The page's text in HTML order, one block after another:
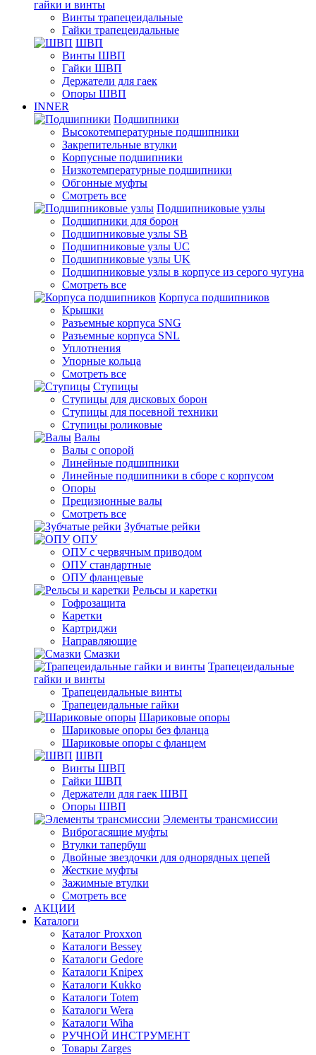
гайки и винты
Винты трапецеидальные
Гайки трапецеидальные
ШВП
Винты ШВП
Гайки ШВП
Держатели для гаек
Опоры ШВП
INNER
Подшипники
Высокотемпературные подшипники
Закрепительные втулки
Корпусные подшипники
Низкотемпературные подшипники
Обгонные муфты
Смотреть все
Подшипниковые узлы
Подшипники для борон
Подшипниковые узлы SB
Подшипниковые узлы UC
Подшипниковые узлы UK
Подшипниковые узлы в корпусе из серого чугуна
Смотреть все
Корпуса подшипников
Крышки
Разъемные корпуса SNG
Разъемные корпуса SNL
Уплотнения
Упорные кольца
Смотреть все
Ступицы
Ступицы для дисковых борон
Ступицы для посевной техники
Ступицы роликовые
Валы
Валы с опорой
Линейные подшипники
Линейные подшипники в сборе с корпусом
Опоры
Прецизионные валы
Смотреть все
Зубчатые рейки
ОПУ
ОПУ с червячным приводом
ОПУ стандартные
ОПУ фланцевые
Рельсы и каретки
Гофрозащита
Каретки
Картриджи
Направляющие
Смазки
Трапецеидальные
гайки и винты
Трапецеидальные винты
Трапецеидальные гайки
Шариковые опоры
Шариковые опоры без фланца
Шариковые опоры с фланцем
ШВП
Винты ШВП
Гайки ШВП
Держатели для гаек ШВП
Опоры ШВП
Элементы трансмиссии
Виброгасящие муфты
Втулки тапербуш
Двойные звездочки для однорядных цепей
Жесткие муфты
Зажимные втулки
Смотреть все
АКЦИИ
Каталоги
Каталог Proxxon
Каталоги Bessey
Каталоги Gedore
Каталоги Knipex
Каталоги Kukko
Каталоги Totem
Каталоги Wera
Каталоги Wiha
РУЧНОЙ ИНСТРУМЕНТ
Товары Zarges